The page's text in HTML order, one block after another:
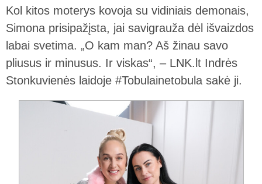
Kol kitos moterys kovoja su vidiniais demonais,
Simona prisipažįsta, jai savigrauža dėl išvaizdos
labai svetima. „O kam man? Aš žinau savo
pliusus ir minusus. Ir viskas“, – LNK.lt Indrės
Stonkuvienės laidoje #Tobulainetobula sakė ji.